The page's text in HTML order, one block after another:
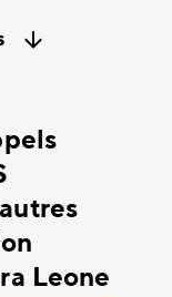
Leone